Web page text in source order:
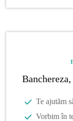
Te ajutăm
Vorbim în